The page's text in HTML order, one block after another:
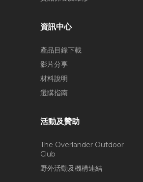
資訊中心
產品目錄下載
影片分享
材料說明
選購指南
活動及贊助
The Overlander Outdoor
Club
野外活動及機構連結